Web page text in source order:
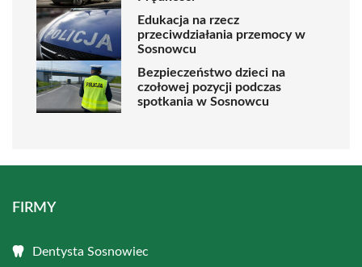
Edukacja na rzecz
przeciwdziałania przemocy w
Sosnowcu
Bezpieczeństwo dzieci na
czołowej pozycji podczas
spotkania w Sosnowcu
FIRMY
Dentysta Sosnowiec